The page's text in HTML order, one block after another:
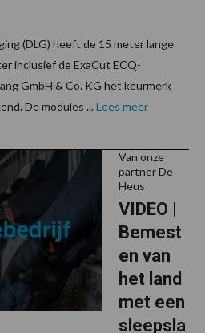
(DLG) heeft de 15 meter lange
inclusief de ExaCut ECQ-
GmbH & Co. KG het keurmerk
De modules ... Lees meer
Van onze
partner De
Heus
VIDEO |
Bemest
en van
het land
met een
sleepsla